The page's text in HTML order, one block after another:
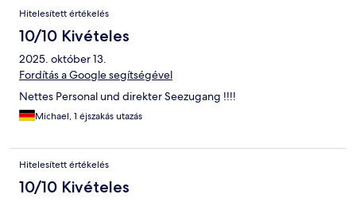
Hitelesített értékelés
10/10 Kivételes
2025. október 13.
Fordítás a Google segítségével
Nettes Personal und direkter Seezugang !!!!
Michael, 1 éjszakás utazás
Hitelesített értékelés
10/10 Kivételes